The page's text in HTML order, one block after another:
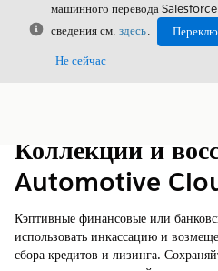
Закрыть
машинного перевода
сведения см. здесь.
Не сейчас
Коллекции и
Automotive
Кэптивные финансовые или
использовать инкассацию и
сбора кредитов и лизинга.